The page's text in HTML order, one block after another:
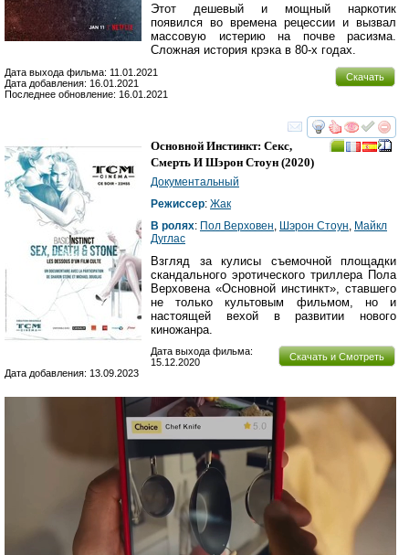
Этот дешевый и мощный наркотик
появился во времена рецессии и вызвал
массовую истерию на почве расизма.
Сложная история крэка в 80-х годах.
Скачать
Дата выхода фильма: 11.01.2021
Дата добавления: 16.01.2021
Последнее обновление: 16.01.2021
смотреть
Основной Инстинкт: Секс,
Смерть И Шэрон Стоун (2020)
Документальный
Режиссер: Жак
В ролях: Пол Верховен Шэрон Стоун Майкл
Дуглас
Взгляд за кулисы съемочной площадки
скандального эротического триллера Пола
Верховена «Основной инстинкт», ставшего
не только культовым фильмом, но и
настоящей вехой в развитии нового
киножанра.
Скачать и Смотреть
Дата выхода фильма:
15.12.2020
Дата добавления: 13.09.2023